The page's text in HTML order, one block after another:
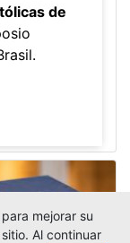
de
mejorar su
Al continuar